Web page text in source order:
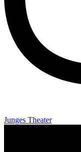
Junges Theater